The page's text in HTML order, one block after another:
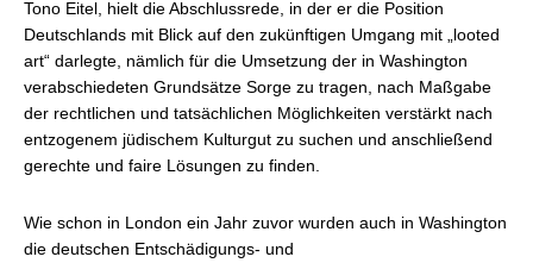
Tono Eitel, hielt die Abschlussrede, in der er die Position
Deutschlands mit Blick auf den zukünftigen Umgang mit „looted
art“ darlegte, nämlich für die Umsetzung der in Washington
verabschiedeten Grundsätze Sorge zu tragen, nach Maßgabe
der rechtlichen und tatsächlichen Möglichkeiten verstärkt nach
entzogenem jüdischem Kulturgut zu suchen und anschließend
gerechte und faire Lösungen zu finden.
Wie schon in London ein Jahr zuvor wurden auch in Washington
die deutschen Entschädigungs- und